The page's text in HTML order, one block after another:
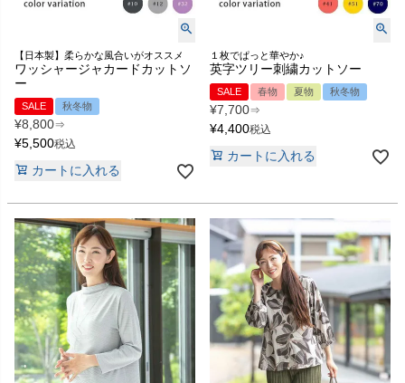
【日本製】柔らかな風合いがオススメ
ワッシャージャカードカットソ
ー
SALE 秋冬物
¥8,800⇒
¥5,500税込
カートに入れる
１枚でぱっと華やか♪
英字ツリー刺繍カットソー
SALE 春物 夏物 秋冬物
¥7,700⇒
¥4,400税込
カートに入れる